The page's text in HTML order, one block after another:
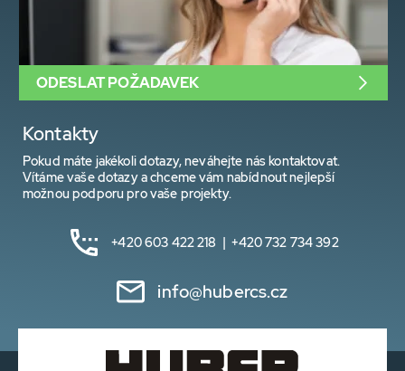
Kontakty
Pokud máte jakékoli dotazy, neváhejte nás kontaktovat.
Vítáme vaše dotazy a chceme vám nabídnout nejlepší
možnou podporu pro vaše projekty.
+420 603 422 218 | +420 732 734 392
info@hubercs.cz
ODESLAT POŽADAVEK